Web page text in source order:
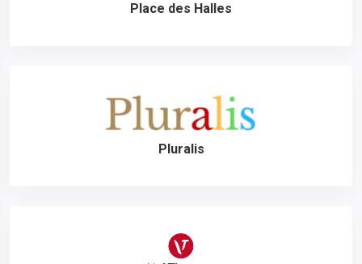
Place des Halles
Pluralis